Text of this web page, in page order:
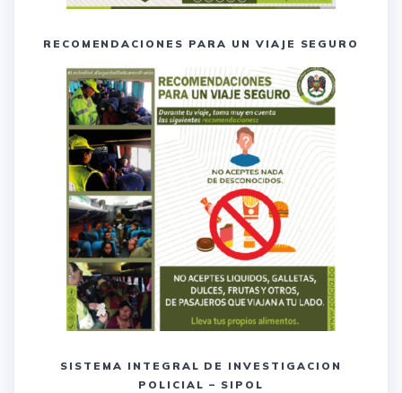
RECOMENDACIONES PARA UN VIAJE SEGURO
SISTEMA INTEGRAL DE INVESTIGACION
POLICIAL – SIPOL